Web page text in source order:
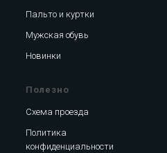
Пальто и куртки
Мужская обувь
Новинки
Полезно
Схема проезда
Политика
конфиденциальности